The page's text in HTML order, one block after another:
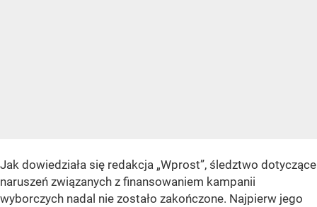
Jak dowiedziała się redakcja „Wprost”, śledztwo dotyczące
naruszeń związanych z finansowaniem kampanii
wyborczych nadal nie zostało zakończone. Najpierw jego